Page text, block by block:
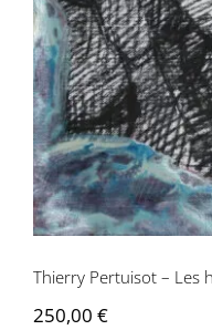
Thierry
Thierry Pertuisot – Les
250,00 €